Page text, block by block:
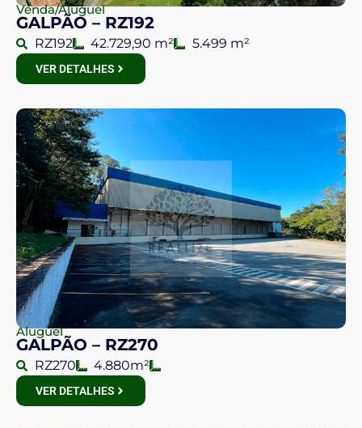
Venda/Aluguel
GALPÃO – RZ192
RZ192 42.729,90 m² 5.499 m²
VER DETALHES
Aluguel
GALPÃO – RZ270
RZ270 4.880m²
VER DETALHES